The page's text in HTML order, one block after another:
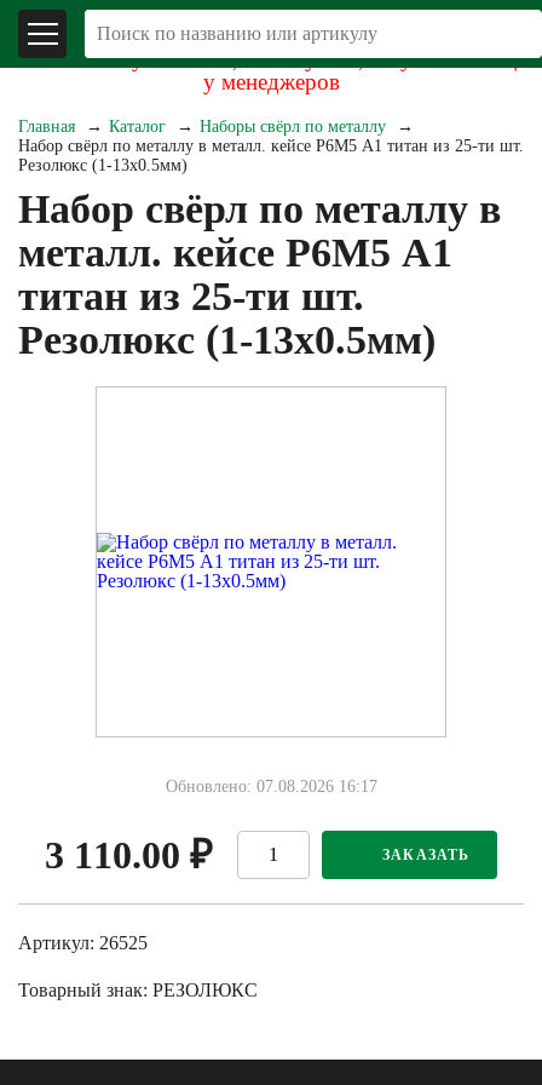
В связи со складывающейся экономической
обстановкой уточняйте, пожалуйста, актуальность цен
у менеджеров
Главная Каталог
Наборы свёрл по металлу
Набор свёрл по металлу в металл. кейсе Р6М5 А1 титан из 25-ти шт.
Резолюкс (1-13х0.5мм)
Набор свёрл по металлу в
металл. кейсе Р6М5 А1
титан из 25-ти шт.
Резолюкс (1-13х0.5мм)
Обновлено: 07.08.2026 16:17
3 110.00 ₽ ЗАКАЗАТЬ
Артикул: 26525
Товарный знак: РЕЗОЛЮКС